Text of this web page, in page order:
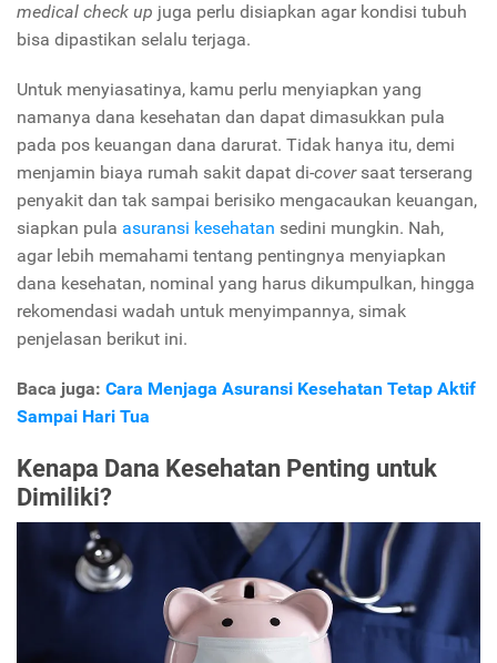
medical check up juga perlu disiapkan agar kondisi tubuh
bisa dipastikan selalu terjaga.
Untuk menyiasatinya, kamu perlu menyiapkan yang
namanya dana kesehatan dan dapat dimasukkan pula
pada pos keuangan dana darurat. Tidak hanya itu, demi
menjamin biaya rumah sakit dapat di-cover saat terserang
penyakit dan tak sampai berisiko mengacaukan keuangan,
siapkan pula asuransi kesehatan sedini mungkin. Nah,
agar lebih memahami tentang pentingnya menyiapkan
dana kesehatan, nominal yang harus dikumpulkan, hingga
rekomendasi wadah untuk menyimpannya, simak
penjelasan berikut ini.
Baca juga: Cara Menjaga Asuransi Kesehatan Tetap Aktif
Sampai Hari Tua
Kenapa Dana Kesehatan Penting untuk
Dimiliki?